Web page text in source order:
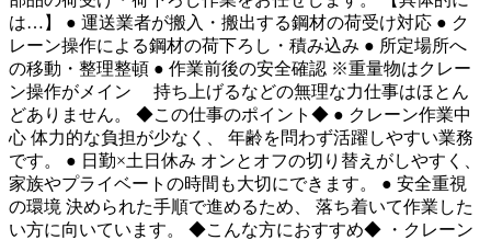
は…】 ● 運送業者が搬入・搬出する鋼材の荷受け対応 ● ク
レーン操作による鋼材の荷下ろし・積み込み ● 所定場所へ
の移動・整理整頓 ● 作業前後の安全確認 ※重量物はクレー
ン操作がメイン 持ち上げるなどの無理な力仕事はほとん
どありません。 ◆この仕事のポイント◆ ● クレーン作業中
心 体力的な負担が少なく、 年齢を問わず活躍しやすい業務
です。 ● 日勤×土日休み オンとオフの切り替えがしやすく、
家族やプライベートの時間も大切にできます。 ● 安全重視
の環境 決められた手順で進めるため、 落ち着いて作業した
い方に向いています。 ◆こんな方におすすめ◆ ・クレーン